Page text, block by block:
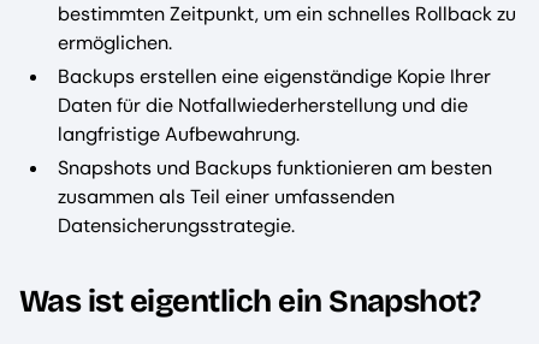
bestimmten Zeitpunkt, um ein schnelles Rollback zu
ermöglichen.
Backups erstellen eine eigenständige Kopie Ihrer
Daten für die Notfallwiederherstellung und die
langfristige Aufbewahrung.
Snapshots und Backups funktionieren am besten
zusammen als Teil einer umfassenden
Datensicherungsstrategie.
Was ist eigentlich ein Snapshot?